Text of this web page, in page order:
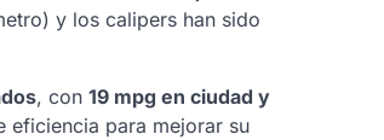
y los calipers han sido
, con 19 mpg en ciudad y
eficiencia para mejorar su